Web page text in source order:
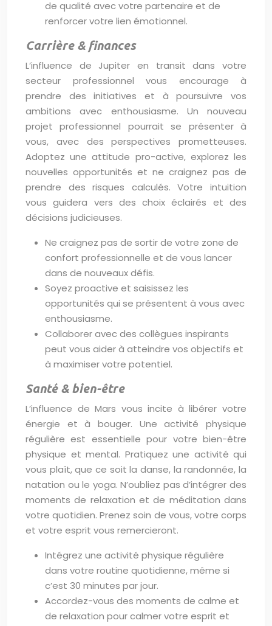
de qualité avec votre partenaire et de
renforcer votre lien émotionnel.
Carrière & finances
L’influence de Jupiter en transit dans votre
secteur professionnel vous encourage à
prendre des initiatives et à poursuivre vos
ambitions avec enthousiasme. Un nouveau
projet professionnel pourrait se présenter à
vous, avec des perspectives prometteuses.
Adoptez une attitude pro-active, explorez les
nouvelles opportunités et ne craignez pas de
prendre des risques calculés. Votre intuition
vous guidera vers des choix éclairés et des
décisions judicieuses.
Ne craignez pas de sortir de votre zone de
confort professionnelle et de vous lancer
dans de nouveaux défis.
Soyez proactive et saisissez les
opportunités qui se présentent à vous avec
enthousiasme.
Collaborer avec des collègues inspirants
peut vous aider à atteindre vos objectifs et
à maximiser votre potentiel.
Santé & bien-être
L’influence de Mars vous incite à libérer votre
énergie et à bouger. Une activité physique
régulière est essentielle pour votre bien-être
physique et mental. Pratiquez une activité qui
vous plaît, que ce soit la danse, la randonnée, la
natation ou le yoga. N’oubliez pas d’intégrer des
moments de relaxation et de méditation dans
votre quotidien. Prenez soin de vous, votre corps
et votre esprit vous remercieront.
Intégrez une activité physique régulière
dans votre routine quotidienne, même si
c’est 30 minutes par jour.
Accordez-vous des moments de calme et
de relaxation pour calmer votre esprit et